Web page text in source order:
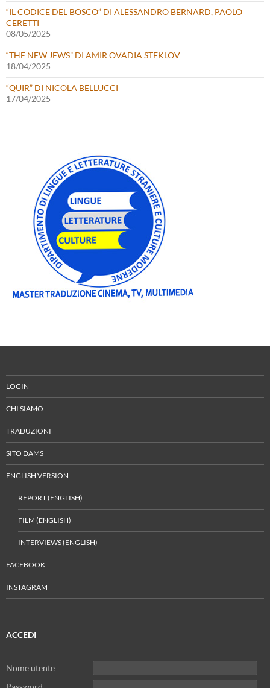
“IL CODICE DEL BOSCO” DI ALESSANDRO BERNARD, PAOLO
CERETTI
08/05/2025
“THE NEW JEWS” DI AMIR OVADIA STEKLOV
18/04/2025
“QUIR” DI NICOLA BELLUCCI
17/04/2025
LOGIN
CHI SIAMO
TRADUZIONI
SITO DAMS
ENGLISH VERSION
REPORT (ENGLISH)
FILM (ENGLISH)
INTERVIEWS (ENGLISH)
FACEBOOK
INSTAGRAM
ACCEDI
Nome utente